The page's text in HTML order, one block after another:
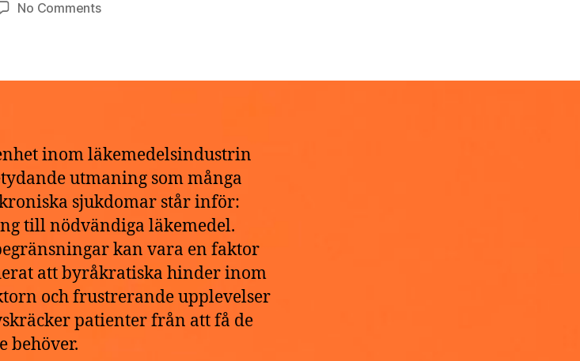
t
e
,
6
No Commentson
Ksalol
inom läkemedelsindustrin
utmaning som många
sjukdomar står inför:
till nödvändiga läkemedel.
kan vara en faktor
att byråkratiska hinder inom
och frustrerande upplevelser
patienter från att få de
behöver.